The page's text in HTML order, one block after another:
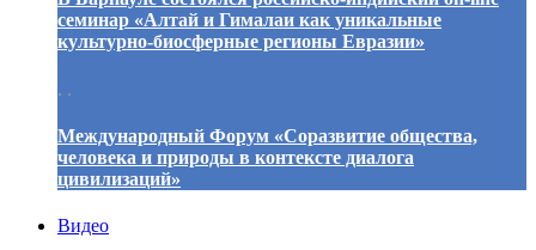
семинар «Алтай и Гималаи как уникальные
культурно-биосферные регионы Евразии»
. .
Международный Форум «Соразвитие общества,
человека и природы в контексте диалога
цивилизаций»
Видео